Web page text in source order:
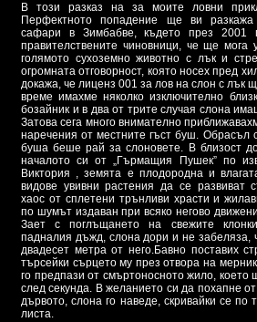
В този разказ на за моите ловни
Перфектното попадение ще ви
сафари в Зимбабве, където през 2001
правителствените чиновници, че ще
голямото сухоземно животно с лък и
огромната отговорност, която носех пред
докажа, че лиценз 001 за лов на слон с лък
време имахме няколко изключително
бозайник и в два от трите случая слона
Затова сега много внимателно
наречения от местните гъст буш. Обрасъл
буша беше рай за слоновете. В близост
началото си от „Гърмащия Пушек” по
Виктория , земята е плодородна и
видове увивни растения да се развиват
хаос от сплетени трънливи храсти и
по шумът издаван при всяко негово
Зает с поглъщането на свежите
падналия дъжд, слона дори и не забеляза,
двадесет метра от него.Бавно поставих
търсейки сърцето му през отвора на
го предпази от смъртоносното жило,
след секунда. В желанието си да похапне
дървото, слона го наведе, скривайки се по
листа.